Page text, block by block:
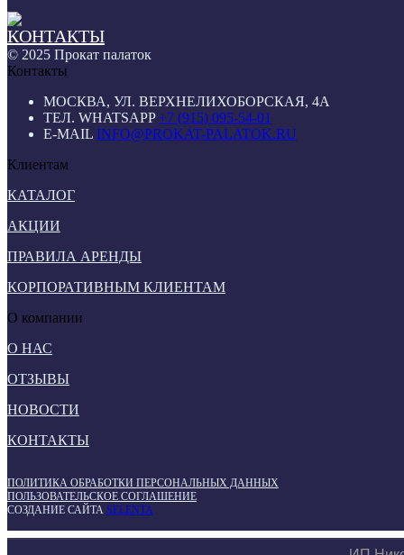
© 2025 Прокат палаток
Контакты
МОСКВА, УЛ. ВЕРХНЕЛИХОБОРСКАЯ, 4А
ТЕЛ. WHATSAPP+7 (915) 095-54-01
E-MAIL INFO@PROKAT-PALATOK.RU
Клиентам
КАТАЛОГ
АКЦИИ
ПРАВИЛА АРЕНДЫ
КОРПОРАТИВНЫМ КЛИЕНТАМ
О компании
О НАС
ОТЗЫВЫ
НОВОСТИ
КОНТАКТЫ
ПОЛИТИКА ОБРАБОТКИ ПЕРСОНАЛЬНЫХ ДАННЫХ
ПОЛЬЗОВАТЕЛЬСКОЕ СОГЛАШЕНИЕ
СОЗДАНИЕ САЙТА SELENTA